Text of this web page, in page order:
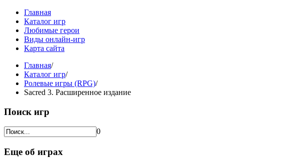
Главная
Каталог игр
Любимые герои
Виды онлайн-игр
Карта сайта
Главная/
Каталог игр/
Ролевые игры (RPG)/
Sacred 3. Расширенное издание
Поиск игр
0
Еще об играх